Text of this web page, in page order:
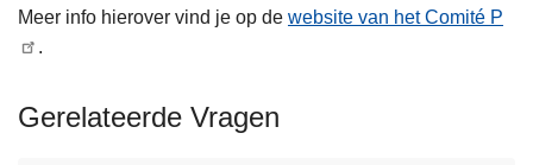
Meer info hierover vind je op de website van het Comité P
.
Gerelateerde Vragen